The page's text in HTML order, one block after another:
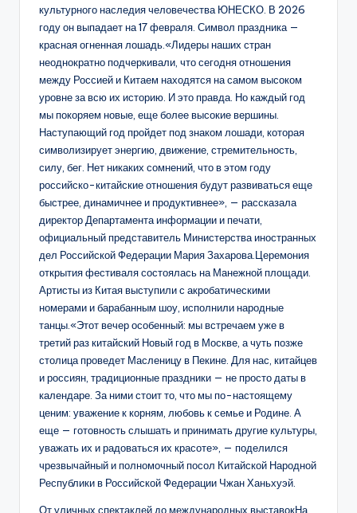
культурного наследия человечества ЮНЕСКО. В 2026
году он выпадает на 17 февраля. Символ праздника —
красная огненная лошадь.«Лидеры наших стран
неоднократно подчеркивали, что сегодня отношения
между Россией и Китаем находятся на самом высоком
уровне за всю их историю. И это правда. Но каждый год
мы покоряем новые, еще более высокие вершины.
Наступающий год пройдет под знаком лошади, которая
символизирует энергию, движение, стремительность,
силу, бег. Нет никаких сомнений, что в этом году
российско-китайские отношения будут развиваться еще
быстрее, динамичнее и продуктивнее», — рассказала
директор Департамента информации и печати,
официальный представитель Министерства иностранных
дел Российской Федерации Мария Захарова.Церемония
открытия фестиваля состоялась на Манежной площади.
Артисты из Китая выступили с акробатическими
номерами и барабанным шоу, исполнили народные
танцы.«Этот вечер особенный: мы встречаем уже в
третий раз китайский Новый год в Москве, а чуть позже
столица проведет Масленицу в Пекине. Для нас, китайцев
и россиян, традиционные праздники — не просто даты в
календаре. За ними стоит то, что мы по-настоящему
ценим: уважение к корням, любовь к семье и Родине. А
еще — готовность слышать и принимать другие культуры,
уважать их и радоваться их красоте», — поделился
чрезвычайный и полномочный посол Китайской Народной
Республики в Российской Федерации Чжан Ханьхуэй.
От уличных спектаклей до международных выставокНа